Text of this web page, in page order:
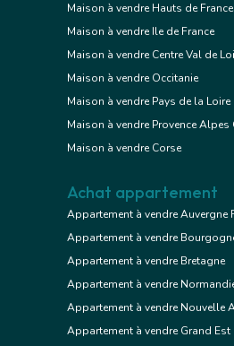
Maison à vendre Hauts de France
Maison à vendre Ile de France
Maison à vendre Centre Val de
Maison à vendre Occitanie
Maison à vendre Pays de la Loire
Maison à vendre Provence Alpes
Maison à vendre Corse
Achat appartement
Appartement à vendre Auvergne
Appartement à vendre
Appartement à vendre Bretagne
Appartement à vendre
Appartement à vendre Nouvelle
Appartement à vendre Grand Est